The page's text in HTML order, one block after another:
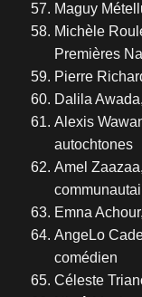
Maguy
Michèle
Premières
Pierre
Dalila
Alexis
autochtones
Amel
Emna
AngeLo
comédien
Céleste